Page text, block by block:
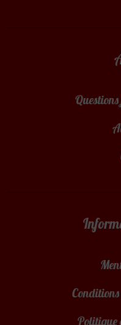
Conditions
Politique